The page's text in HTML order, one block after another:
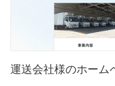
運送会社様のホーム